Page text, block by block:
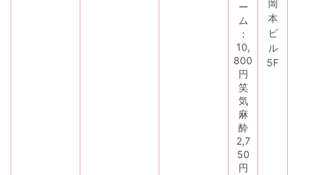
ー
ム
：
10,
800
円
笑
気
麻
酔
2,7
50
円
岡
本
ビ
ル
5F